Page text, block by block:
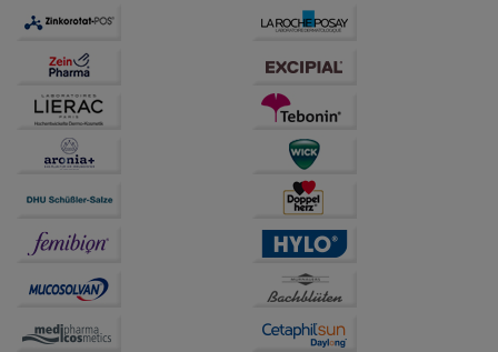
betreiben.
Statistik & Tracking:
Informationen über die Art und Weise der Nutzung
unserer Website sammeln, mit deren Hilfe wir unsere
Website weiter für Sie optimieren können, den Inhalt
auf unserer Website aber auch die Werbung auf
Drittseiten möglichst relevant für Sie zu gestalten.
Bitte beachten Sie, dass Daten hierfür teilweise an
Dritte wie z.B. Google oder soziale Medien